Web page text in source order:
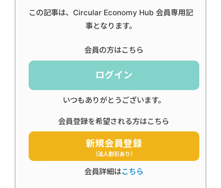
この記事は、Circular Economy Hub 会員専用記
事となります。
会員の方はこちら
ログイン
いつもありがとうございます。
会員登録を希望される方はこちら
新規会員登録
（法人割引あり）
会員詳細はこちら